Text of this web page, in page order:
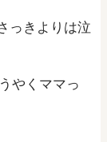
っきよりは泣
やくママっ